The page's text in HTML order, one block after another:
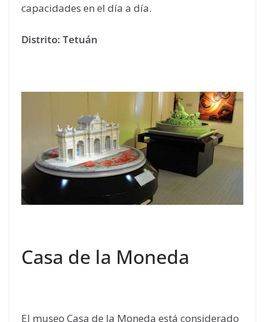
capacidades en el día a día.
Distrito: Tetuán
Casa de la Moneda
El museo Casa de la Moneda está considerado